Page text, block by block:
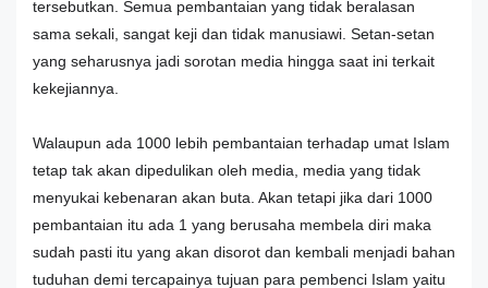
tersebutkan. Semua pembantaian yang tidak beralasan
sama sekali, sangat keji dan tidak manusiawi. Setan-setan
yang seharusnya jadi sorotan media hingga saat ini terkait
kekejiannya.
Walaupun ada 1000 lebih pembantaian terhadap umat Islam
tetap tak akan dipedulikan oleh media, media yang tidak
menyukai kebenaran akan buta. Akan tetapi jika dari 1000
pembantaian itu ada 1 yang berusaha membela diri maka
sudah pasti itu yang akan disorot dan kembali menjadi bahan
tuduhan demi tercapainya tujuan para pembenci Islam yaitu